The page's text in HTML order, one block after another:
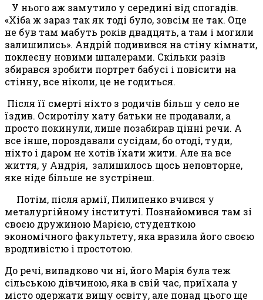
У нього аж замутило у середині від спогадів.
«Хіба ж зараз так як тоді було, зовсім не так. Оце
не був там мабуть років двадцять, а там і могили
залишились». Андрій подивився на стіну кімнати,
поклеєну новими шпалерами. Скільки разів
збирався зробити портрет бабусі і повісити на
стінну, все ніколи, це не годиться.
Після її смерті ніхто з родичів більш у село не
їздив. Осиротілу хату батьки не продавали, а
просто покинули, лише позабирав цінні речи. А
все інше, пороздавали сусідам, бо отоді, туди,
ніхто і даром не хотів їхати жити. Але на все
життя, у Андрія, залишилось щось неповторне,
яке ніде більше не зустрінеш.
Потім, після армії, Пилипенко вчився у
металургійному інституті. Познайомився там зі
своєю дружиною Марією, студенткою
экономічного факультету, яка вразила його своєю
вродливістю і простотою.
До речі, випадково чи ні, його Марія була теж
сільською дівчиною, яка в свій час, приїхала у
місто одержати вищу освіту, але понад цього ще